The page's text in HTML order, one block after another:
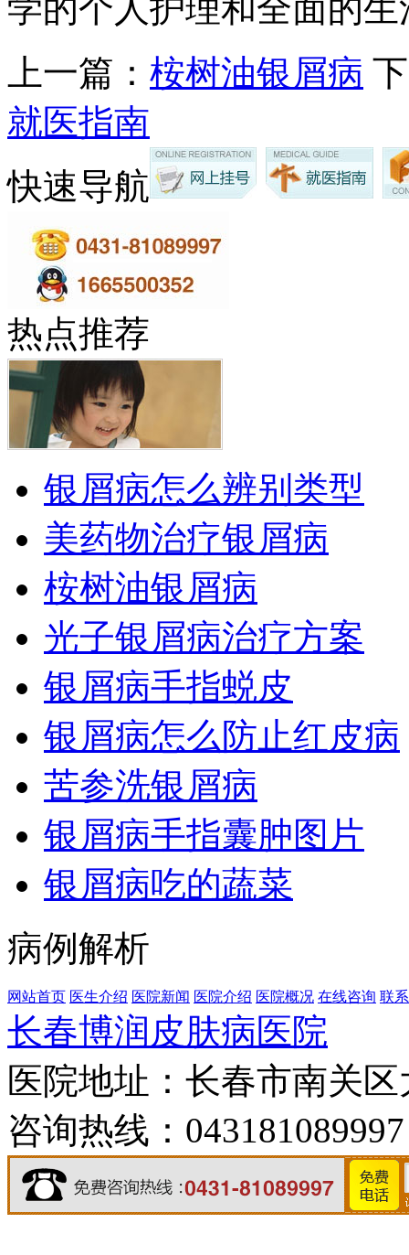
学的个人护理和全面的
上一篇： 桉树油银屑病
就医指南
快速导航
热点推荐
银屑病怎么辨别类型
美药物治疗银屑病
桉树油银屑病
光子银屑病治疗方案
银屑病手指蜕皮
银屑病怎么防止红皮病
苦参洗银屑病
银屑病手指囊肿图片
银屑病吃的蔬菜
病例解析
网站首页 医生介绍 医院新闻 医院介绍 医院概况 在线咨询 联
长春博润皮肤病医院
医院地址：长春市南关
咨询热线：043181089997